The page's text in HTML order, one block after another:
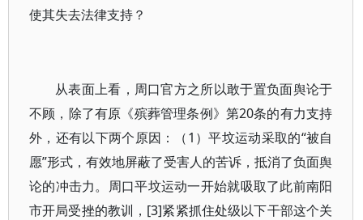
使其失去法律支持？
从表面上看，周口官方之所以敢于置负面舆论于
不顾，除了有原《殡葬管理条例》第20条的有力支持
外，还有以下两个原因：（1）平坟运动采取的“被自
愿”形式，有效地屏蔽了受害人的苦诉，抵消了负面舆
论的冲击力。周口平坟运动一开始就吸取了此前南阳
市开局受挫的教训，[3]紧紧抓住处级以下干部这个关